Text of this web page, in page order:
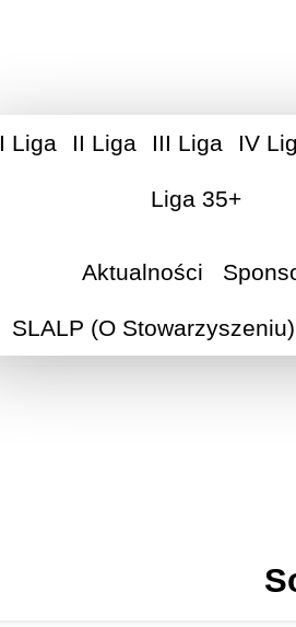
I Liga II Liga III Liga IV
Liga 35+
Aktualności
SLALP (O Stowarzyszeniu)